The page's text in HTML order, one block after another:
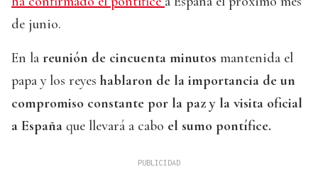
de junio.
En la reunión de cincuenta minutos mantenida el
papa y los reyes hablaron de la importancia de un
compromiso constante por la paz y la visita oficial
a España que llevará a cabo el sumo pontífice.